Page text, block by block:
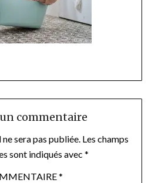
commentaire
sera pas publiée. Les champs
sont indiqués avec *
*